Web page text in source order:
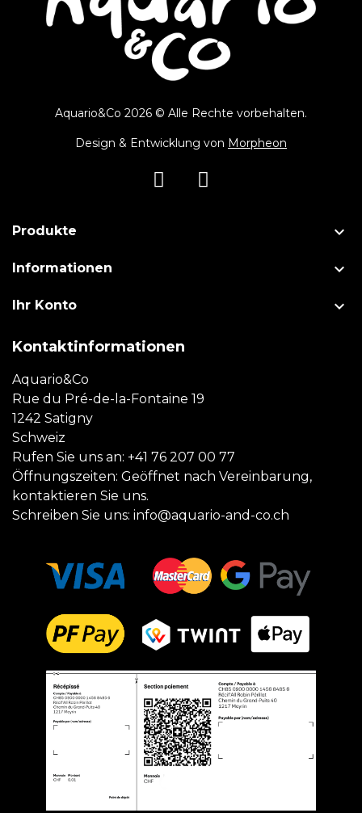
Aquario&Co 2026 © Alle Rechte vorbehalten.
Design & Entwicklung von Morpheon
Produkte 
Informationen 
Ihr Konto 
Kontaktinformationen
Aquario&Co
Rue du Pré-de-la-Fontaine 19
1242 Satigny
Schweiz
Rufen Sie uns an: +41 76 207 00 77
Öffnungszeiten: Geöffnet nach Vereinbarung,
kontaktieren Sie uns.
Schreiben Sie uns: info@aquario-and-co.ch